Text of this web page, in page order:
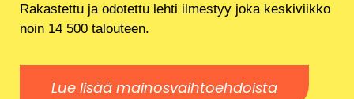
Rakastettu ja odotettu lehti ilmestyy joka keskiviikko
noin 14 500 talouteen.
Lue lisää mainosvaihtoehdoista